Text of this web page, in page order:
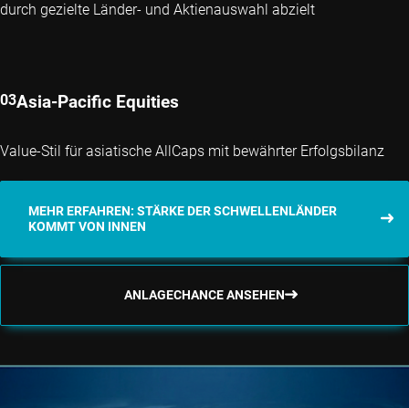
durch gezielte Länder- und Aktienauswahl abzielt
Asia-Pacific Equities
Value-Stil für asiatische AllCaps mit bewährter Erfolgsbilanz
MEHR ERFAHREN: STÄRKE DER SCHWELLENLÄNDER
KOMMT VON INNEN
ANLAGECHANCE ANSEHEN